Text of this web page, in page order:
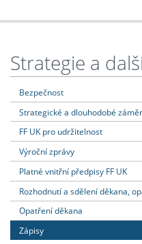
Strategie a
Bezpečnost
Strategické a dlouhodobé
FF UK pro udržitelnost
Výroční zprávy
Platné vnitřní předpisy FF UK
Rozhodnutí a sdělení děkana,
Opatření děkana
Zápisy